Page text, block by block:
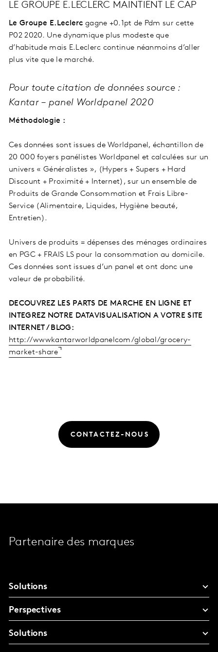
LE GROUPE E.LECLERC MAINTIENT LE CAP
Le Groupe E.Leclerc gagne +0.1pt de Pdm sur cette
P02 2020. Une dynamique plus modeste que
d’habitude mais E.Leclerc continue néanmoins d’aller
plus vite que le marché.
Pour toute citation de données source :
Kantar – panel Worldpanel 2020
Méthodologie :
Ces données sont issues de Worldpanel, échantillon de
20 000 foyers panélistes Worldpanel et calculées sur un
univers « Généralistes », (Hypers + Supers + Hard
Discount + Proximité + Internet), sur un ensemble de
Produits de Grande Consommation et Frais Libre-
Service (Alimentaire, Liquides, Hygiène beauté,
Entretien).
Univers de produits = dépenses des ménages ordinaires
en PGC + FRAIS LS pour la consommation au domicile.
Ces données sont issues d’un panel et ont donc une
valeur de probabilité.
DECOUVREZ LES PARTS DE MARCHE EN LIGNE ET
INTEGREZ NOTRE DATAVISUALISATION A VOTRE SITE
INTERNET / BLOG:
http://wwwkantarworldpanelcom/global/grocery-
market-share
CONTACTEZ-NOUS
Partenaire des marques
Solutions
Perspectives
Solutions